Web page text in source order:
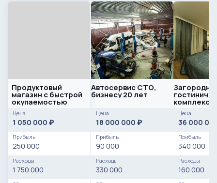
Продуктовый
магазин с быстрой
окупаемостью
Цена
1 050 000 ₽
Прибыль
250 000
Расходы
1 750 000
Автосервис СТО,
бизнесу 20 лет
Цена
18 000 000 ₽
Прибыль
90 000
Расходы
330 000
комплекс
Цена
36 000
Прибыль
340 000
Расходы
160 000